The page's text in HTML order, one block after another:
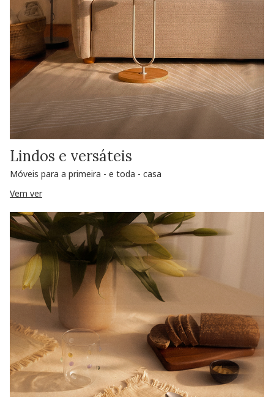
Lindos e versáteis
Móveis para a primeira - e toda - casa
Vem ver